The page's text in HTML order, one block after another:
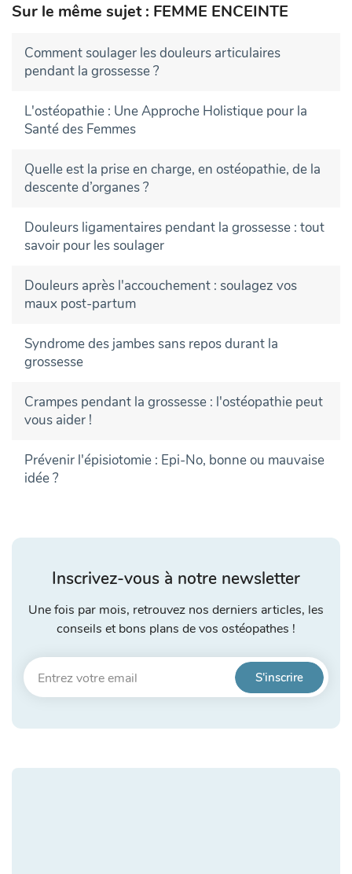
Sur le même sujet : FEMME ENCEINTE
Comment soulager les douleurs articulaires
pendant la grossesse ?
L'ostéopathie : Une Approche Holistique pour la
Santé des Femmes
Quelle est la prise en charge, en ostéopathie, de la
descente d’organes ?
Douleurs ligamentaires pendant la grossesse : tout
savoir pour les soulager
Douleurs après l'accouchement : soulagez vos
maux post-partum
Syndrome des jambes sans repos durant la
grossesse
Crampes pendant la grossesse : l'ostéopathie peut
vous aider !
Prévenir l'épisiotomie : Epi-No, bonne ou mauvaise
idée ?
Inscrivez-vous à notre newsletter
Une fois par mois, retrouvez nos derniers articles, les
conseils et bons plans de vos ostéopathes !